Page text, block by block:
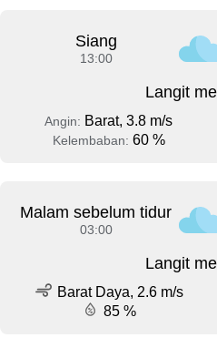
Siang
13:00
Langit
Angin: Barat, 3.8 m/s
Kelembaban: 60 %
Malam sebelum tidur
03:00
Langit
Barat Daya, 2.6 m/s
85 %